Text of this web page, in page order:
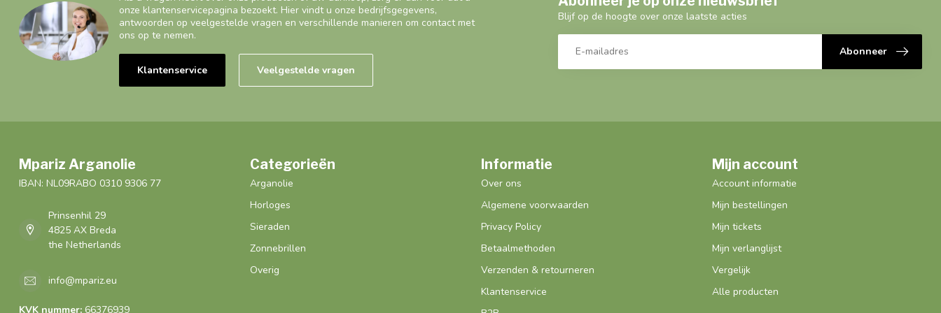
onze klantenservicepagina bezoekt. Hier vindt u onze bedrijfsgegevens,
antwoorden op veelgestelde vragen en verschillende manieren om contact met
ons op te nemen.
Klantenservice Veelgestelde vragen
Blijf op de hoogte over onze laatste acties
Abonneer
Mpariz Arganolie
IBAN: NL09RABO 0310 9306 77
Prinsenhil 29
4825 AX Breda
the Netherlands
info@mpariz.eu
KVK nummer: 66376939
Categorieën
Arganolie
Horloges
Sieraden
Zonnebrillen
Overig
Informatie
Over ons
Algemene voorwaarden
Privacy Policy
Betaalmethoden
Verzenden & retourneren
Klantenservice
Mijn account
Account informatie
Mijn bestellingen
Mijn tickets
Mijn verlanglijst
Vergelijk
Alle producten